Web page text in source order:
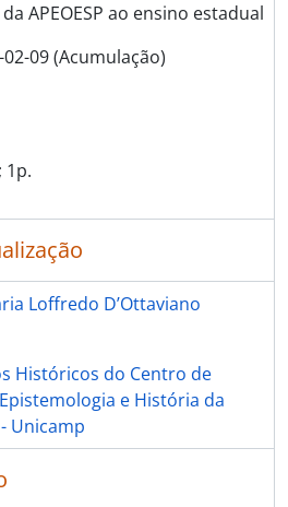
APEOESP ao ensino estadual
02-09 (Acumulação)
1p.
Loffredo D’Ottaviano
Históricos do Centro de
e História da
Unicamp